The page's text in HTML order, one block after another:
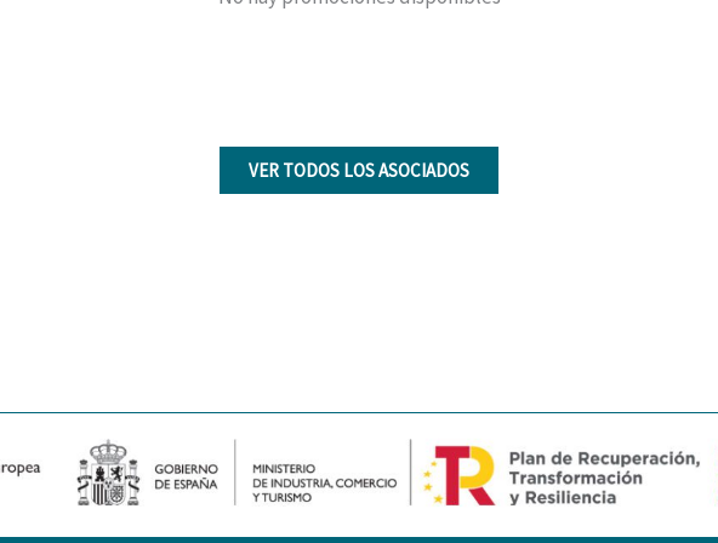
VER TODOS LOS ASOCIADOS